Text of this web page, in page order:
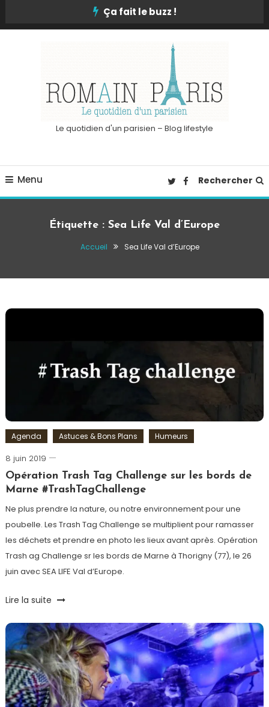
Ça fait le buzz !
Le quotidien d'un parisien – Blog lifestyle
Menu Rechercher
Étiquette : Sea Life Val d’Europe
Accueil Sea Life Val d’Europe
Agenda Astuces & Bons Plans Humeurs
8 juin 2019
Romain-
Paris
Opération Trash Tag Challenge sur les bords de
Marne #TrashTagChallenge
Ne plus prendre la nature, ou notre environnement pour une
poubelle. Les Trash Tag Challenge se multiplient pour ramasser
les déchets et prendre en photo les lieux avant après. Opération
Trash ag Challenge sr les bords de Marne à Thorigny (77), le 26
juin avec SEA LIFE Val d’Europe.
Tagged
7è
Continent,
Déchets,
Environnement,
Marne,
Plastique,
Lire la suite